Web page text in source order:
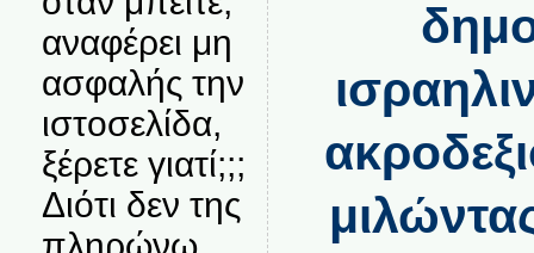
αναφέρει μη
ασφαλής την
ιστοσελίδα,
ξέρετε γιατί;;;
Διότι δεν της